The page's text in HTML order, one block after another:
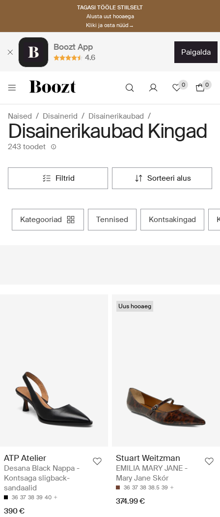
TAGASI TÖÖLE STIILSELT
Alusta uut hooaega
Kliki ja osta nüüd→
Boozt App
4.6
paigalda
0 0
Naised Disainerid Disainerikaubad
Disainerikaubad Kingad
243 toodet
filtrid sorteeri alus
kategooriad tennised kontsakingad
ATP Atelier
Desana Black Nappa -
Kontsaga sligback-
sandaalid
36 37 38 39 40
390 €
Uus hooaeg
Stuart Weitzman
EMILIA MARY JANE -
Mary Jane Skór
36 37 38 38.5 39
374.99 €